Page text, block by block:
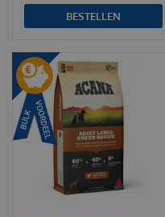
BESTELLEN